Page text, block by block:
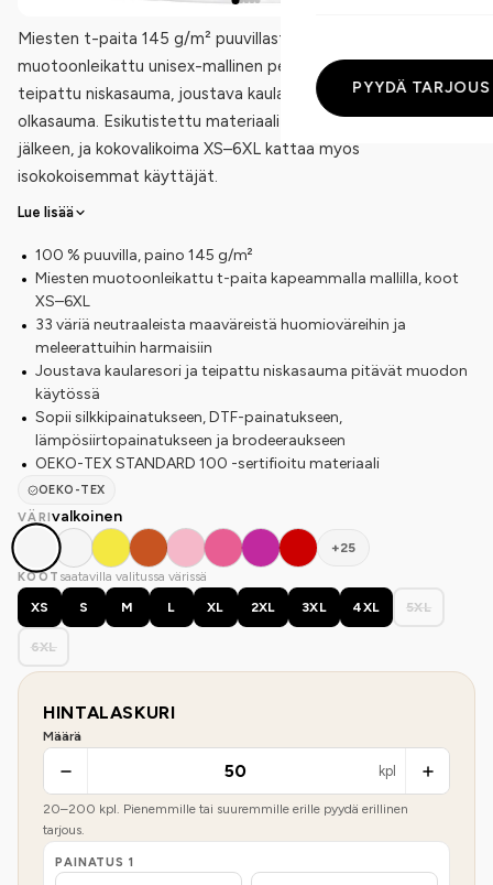
PYYDÄ TARJOUS
Miesten t-paita 145 g/m² puuvillasta. Clique Basic-T on
muotoonleikattu unisex-mallinen perus-t-paita, jossa on
teipattu niskasauma, joustava kaularesori ja käännetty
olkasauma. Esikutistettu materiaali pitää muotonsa pesujen
jälkeen, ja kokovalikoima XS–6XL kattaa myös
isokokoisemmat käyttäjät.
Lue lisää
100 % puuvilla, paino 145 g/m²
Miesten muotoonleikattu t-paita kapeammalla mallilla, koot
XS–6XL
33 väriä neutraaleista maaväreistä huomioväreihin ja
meleerattuihin harmaisiin
Joustava kaularesori ja teipattu niskasauma pitävät muodon
käytössä
Sopii silkkipainatukseen, DTF-painatukseen,
lämpösiirtopainatukseen ja brodeeraukseen
OEKO-TEX STANDARD 100 -sertifioitu materiaali
OEKO-TEX
VÄRIvalkoinen
+25
KOOT saatavilla valitussa värissä
XS
S M L XL 2XL 3XL 4XL 5XL
6XL
HINTALASKURI
Määrä
kpl
20–200 kpl. Pienemmille tai suuremmille erille pyydä erillinen
tarjous.
PAINATUS 1